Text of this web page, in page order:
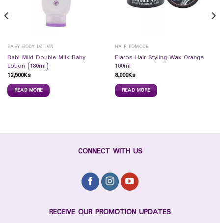
BABY BODY LOTION
Babi Mild Double Milk Baby
Lotion (180ml)
12,500Ks
READ MORE
HAIR POMODE
Elaros Hair Styling Wax Orange
100ml
8,000Ks
READ MORE
CONNECT WITH US
RECEIVE OUR PROMOTION UPDATES